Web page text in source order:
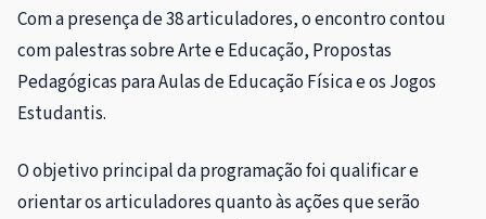
Com a presença de 38 articuladores, o encontro contou
com palestras sobre Arte e Educação, Propostas
Pedagógicas para Aulas de Educação Física e os Jogos
Estudantis.
O objetivo principal da programação foi qualificar e
orientar os articuladores quanto às ações que serão